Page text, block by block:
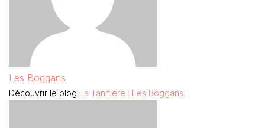
Les Boggans
Découvrir le blog La Tannière : Les Boggans